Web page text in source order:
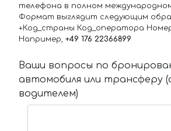
телефона в полном
Формат выглядит следующим
+Код_страны Код_оператора
Например, +49 176 22366899
Ваши вопросы по
автомобиля или трансферу
водителем)